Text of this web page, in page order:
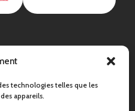
technologies telles que les
appareils.